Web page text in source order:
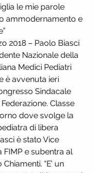
le mie parole
ammodernamento e
2018 – Paolo Biasci
Nazionale della
Medici Pediatri
è avvenuta ieri
Sindacale
Classe
dove svolge la
di libera
è stato Vice
FIMP e subentra al
“E’ un